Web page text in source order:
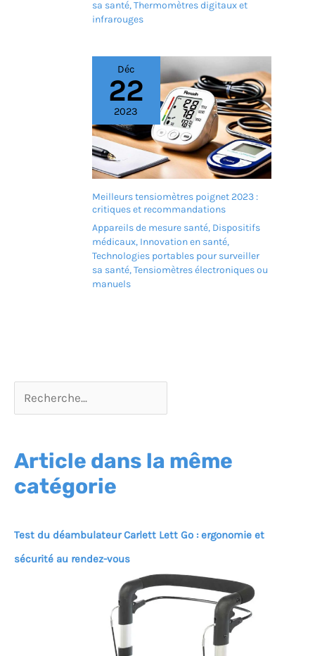
vous puissiez
sa santé,Thermomètres digitaux et
infrarouges
Déc
22
2023
Meilleurs tensiomètres poignet 2023 :
critiques et recommandations
Appareils de mesure santé, Dispositifs
médicaux, Innovation en santé,
Technologies portables pour surveiller
sa santé,Tensiomètres électroniques ou
manuels
Article dans la même
catégorie
Test du déambulateur Carlett Lett Go : ergonomie et
sécurité au rendez-vous